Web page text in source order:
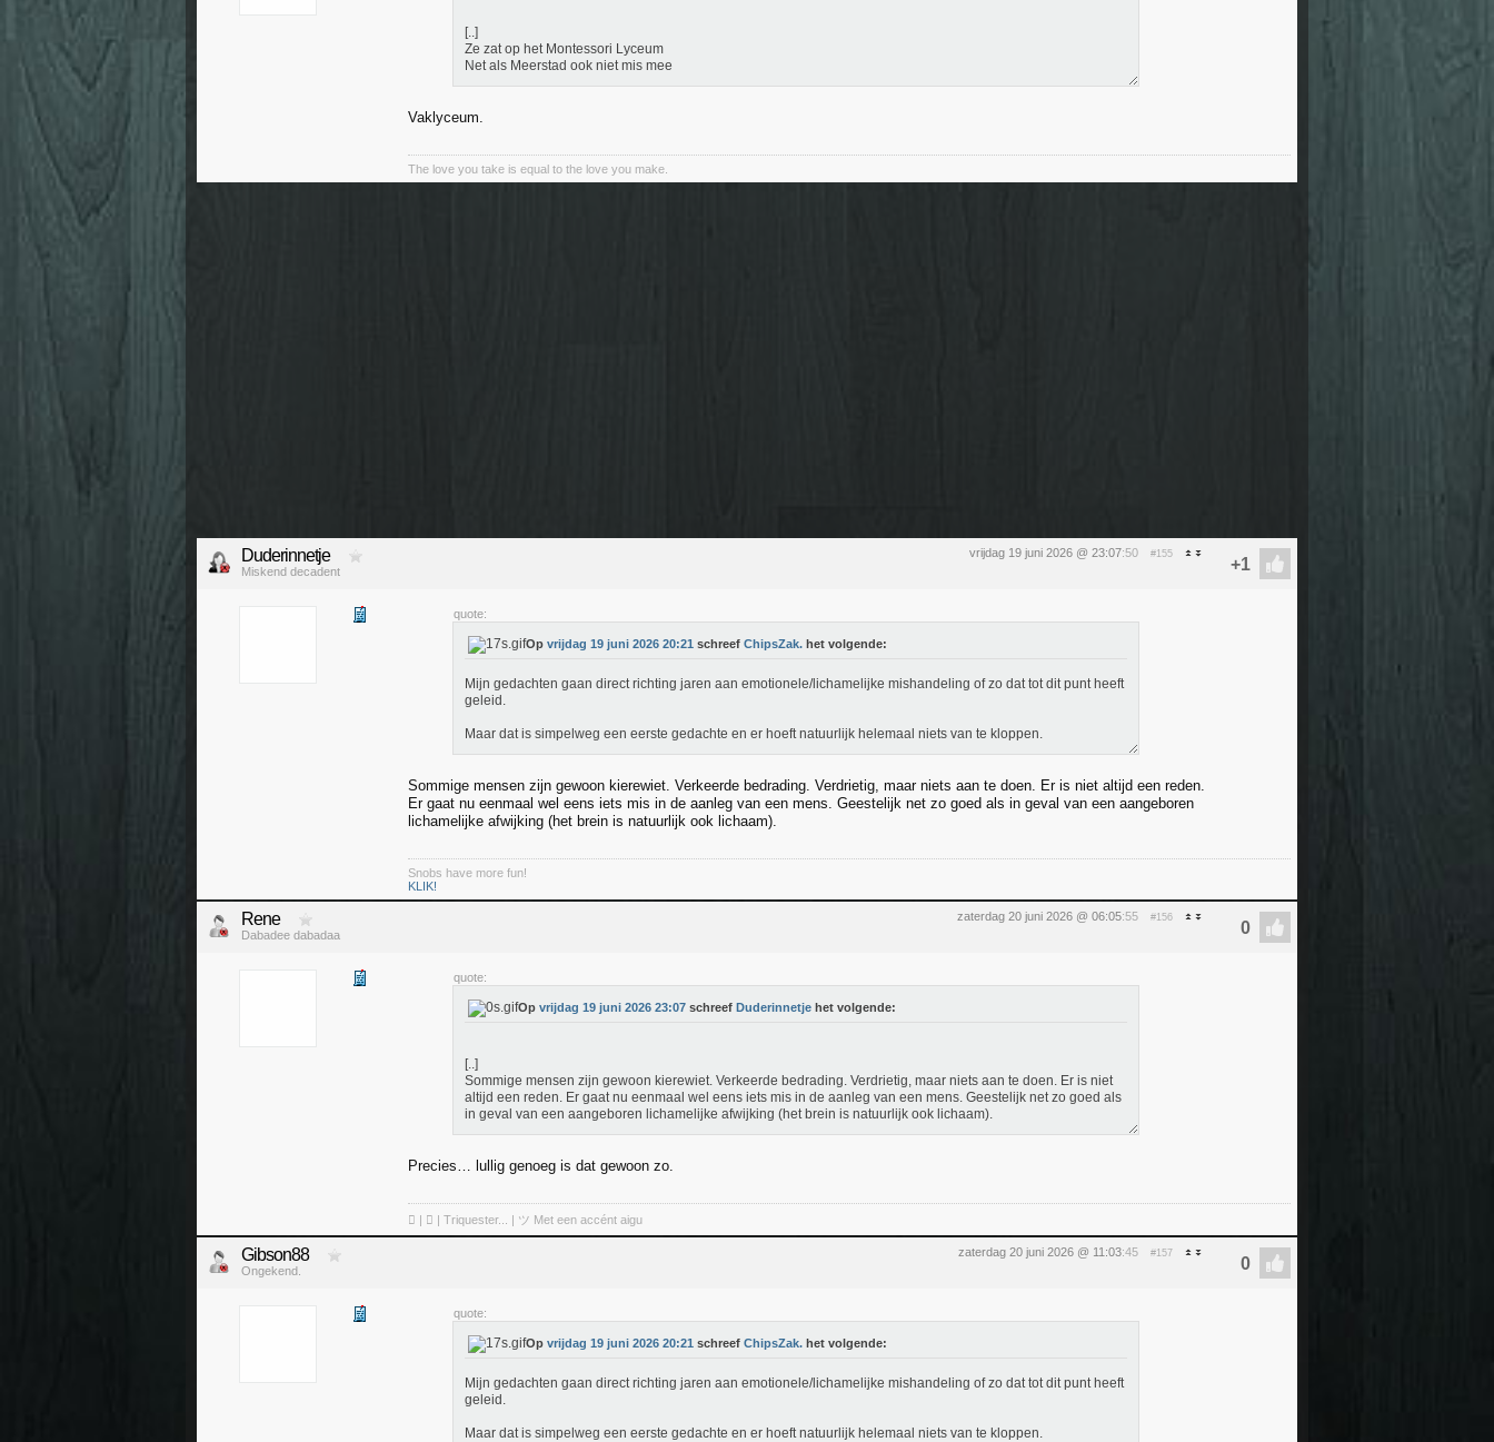
[..]
Ze zat op het Montessori Lyceum
Net als Meerstad ook niet mis mee
Vaklyceum.
The love you take is equal to the love you make.
vrijdag 19 juni 2026 @ 23:07:50 #155
Duderinnetje
Miskend decadent
quote:
Op vrijdag 19 juni 2026 20:21 schreef ChipsZak. het volgende:
Mijn gedachten gaan direct richting jaren aan emotionele/lichamelijke mishandeling of zo dat tot dit punt heeft
geleid.
Maar dat is simpelweg een eerste gedachte en er hoeft natuurlijk helemaal niets van te kloppen.
Sommige mensen zijn gewoon kierewiet. Verkeerde bedrading. Verdrietig, maar niets aan te doen. Er is niet altijd een reden.
Er gaat nu eenmaal wel eens iets mis in de aanleg van een mens. Geestelijk net zo goed als in geval van een aangeboren
lichamelijke afwijking (het brein is natuurlijk ook lichaam).
Snobs have more fun!
KLIK!
zaterdag 20 juni 2026 @ 06:05:55 #156
Rene
Dabadee dabadaa
quote:
Op vrijdag 19 juni 2026 23:07 schreef Duderinnetje het volgende:
[..]
Sommige mensen zijn gewoon kierewiet. Verkeerde bedrading. Verdrietig, maar niets aan te doen. Er is niet
altijd een reden. Er gaat nu eenmaal wel eens iets mis in de aanleg van een mens. Geestelijk net zo goed als
in geval van een aangeboren lichamelijke afwijking (het brein is natuurlijk ook lichaam).
Precies… lullig genoeg is dat gewoon zo.
 | ❤ | Triquester... | ツ Met een accént aigu
zaterdag 20 juni 2026 @ 11:03:45 #157
Gibson88
Ongekend.
quote:
Op vrijdag 19 juni 2026 20:21 schreef ChipsZak. het volgende:
Mijn gedachten gaan direct richting jaren aan emotionele/lichamelijke mishandeling of zo dat tot dit punt heeft
geleid.
Maar dat is simpelweg een eerste gedachte en er hoeft natuurlijk helemaal niets van te kloppen.